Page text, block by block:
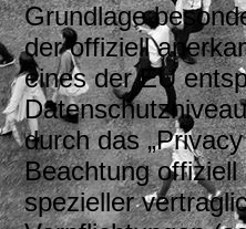
Grundlage
der offiziell
eines der EU
durch das
Beachtung
spezieller